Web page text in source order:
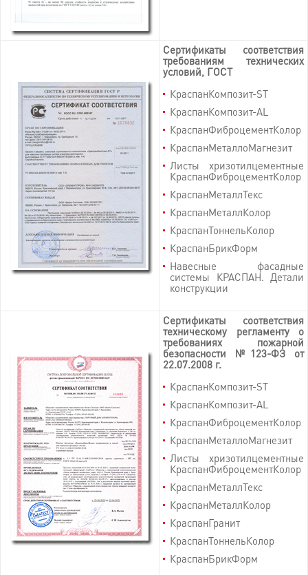
Сертификаты соответствия
требованиям технических
условий, ГОСТ
КраспанКомпозит-ST
КраспанКомпозит-AL
КраспанФиброцементКолор
КраспанМеталлоМагнезит
Листы хризотилцементные
КраспанФиброцементКолор
КраспанМеталлТекс
КраспанМеталлКолор
КраспанТоннельКолор
КраспанБрикФорм
Навесные фасадные
системы КРАСПАН. Детали
конструкции
Сертификаты соответствия
техническому регламенту о
требованиях пожарной
безопасности №123-ФЗ от
22.07.2008 г.
КраспанКомпозит-ST
КраспанКомпозит-AL
КраспанФиброцементКолор
КраспанМеталлоМагнезит
Листы хризотилцементные
КраспанФиброцементКолор
КраспанМеталлТекс
КраспанМеталлКолор
КраспанГранит
КраспанТоннельКолор
КраспанБрикФорм